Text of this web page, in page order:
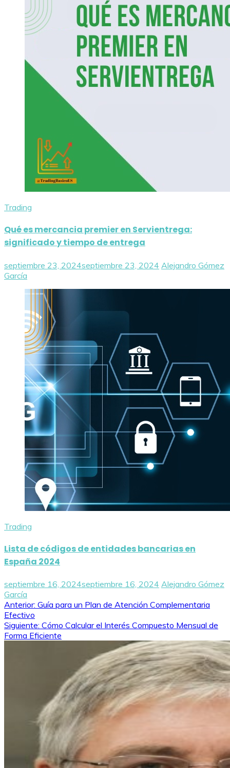
Trading
Qué es mercancia premier en Servientrega:
significado y tiempo de entrega
septiembre 23, 2024septiembre 23, 2024 Alejandro Gómez
García
Trading
Lista de códigos de entidades bancarias en
España 2024
septiembre 16, 2024septiembre 16, 2024 Alejandro Gómez
García
Navegación
de
entradas
Anterior: Guía para un Plan de Atención Complementaria
Efectivo
Siguiente: Cómo Calcular el Interés Compuesto Mensual de
Forma Eficiente